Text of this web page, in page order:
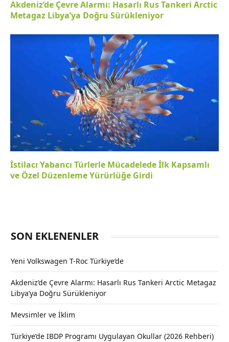
Akdeniz’de Çevre Alarmı: Hasarlı Rus Tankeri Arctic
Metagaz Libya’ya Doğru Sürükleniyor
İstilacı Yabancı Türlerle Mücadelede İlk Kapsamlı
ve Özel Düzenleme Yürürlüğe Girdi
SON EKLENENLER
Yeni Volkswagen T-Roc Türkiye’de
Akdeniz’de Çevre Alarmı: Hasarlı Rus Tankeri Arctic Metagaz
Libya’ya Doğru Sürükleniyor
Mevsimler ve İklim
Türkiye’de IBDP Programı Uygulayan Okullar (2026 Rehberi)